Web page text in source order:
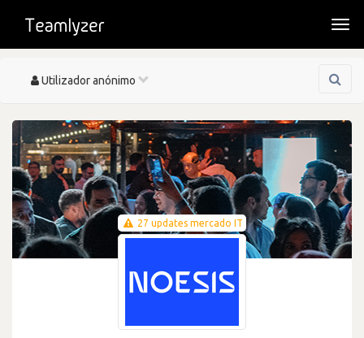
Toggle
Utilizador anónimo
27 updates mercado IT